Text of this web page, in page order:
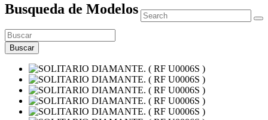
Busqueda de Modelos
Buscar